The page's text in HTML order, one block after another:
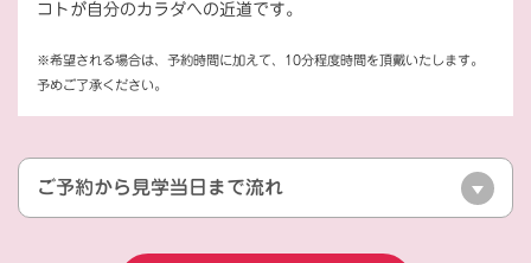
コトが自分のカラダへの近道です。
※希望される場合は、予約時間に加えて、10分程度時間を頂戴いたします。
予めご了承ください。
ご予約から見学当日まで流れ